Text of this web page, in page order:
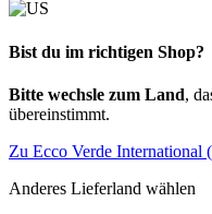
Bist du im richtigen Shop?
Bitte wechsle zum Land,
übereinstimmt.
Zu Ecco Verde International
Anderes Lieferland wählen